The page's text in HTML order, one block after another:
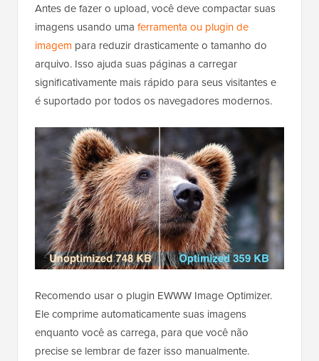
Antes de fazer o upload, você deve compactar suas
imagens usando uma ferramenta ou plugin de
imagem para reduzir drasticamente o tamanho do
arquivo. Isso ajuda suas páginas a carregar
significativamente mais rápido para seus visitantes e
é suportado por todos os navegadores modernos.
Recomendo usar o plugin EWWW Image Optimizer.
Ele comprime automaticamente suas imagens
enquanto você as carrega, para que você não
precise se lembrar de fazer isso manualmente.